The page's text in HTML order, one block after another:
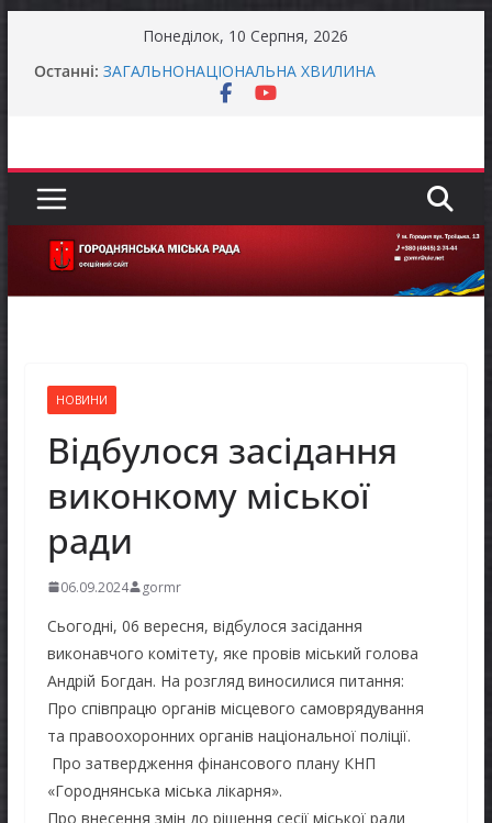
Понеділок, 10 Серпня, 2026
Останні: ЗАГАЛЬНОНАЦІОНАЛЬНА ХВИЛИНА
реалізації права осіб з інвалідністю на працю
Завдяки діяльності Rotary International
започатковано проєкт «Здоров’я дітей
України»
ЗАГАЛЬНОНАЦІОНАЛЬНА ХВИЛИНА
НОВИНИ
Відбулося засідання
виконкому міської
ради
06.09.2024 gormr
Сьогодні, 06 вересня, відбулося засідання
виконавчого комітету, яке провів міський голова
Андрій Богдан. На розгляд виносилися питання:
Про співпрацю органів місцевого самоврядування
та правоохоронних органів національної поліції.
Про затвердження фінансового плану КНП
«Городнянська міська лікарня».
Про внесення змін до рішення сесії міської ради